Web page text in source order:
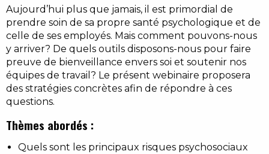
Aujourd’hui plus que jamais, il est primordial de
prendre soin de sa propre santé psychologique et de
celle de ses employés. Mais comment pouvons-nous
y arriver? De quels outils disposons-nous pour faire
preuve de bienveillance envers soi et soutenir nos
équipes de travail? Le présent webinaire proposera
des stratégies concrètes afin de répondre à ces
questions.
Thèmes abordés :
Quels sont les principaux risques psychosociaux